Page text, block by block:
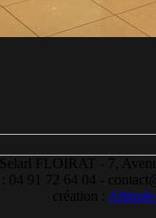
Selarl FLOIRAT - 7,
: 04 91 72 64 04 -
création :